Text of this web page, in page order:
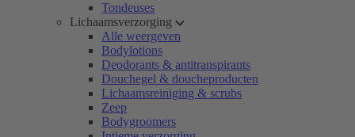
Tondeuses
Lichaamsverzorging
Alle weergeven
Bodylotions
Deodorants & antitranspirants
Douchegel & doucheproducten
Lichaamsreiniging & scrubs
Zeep
Bodygroomers